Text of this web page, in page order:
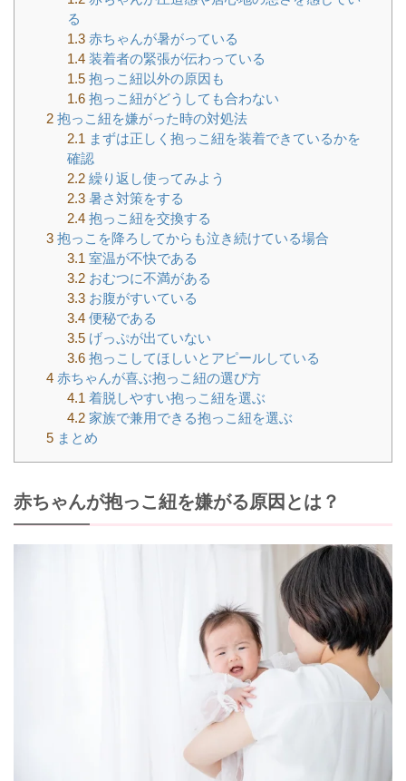
る
1.3赤ちゃんが暑がっている
1.4装着者の緊張が伝わっている
1.5抱っこ紐以外の原因も
1.6抱っこ紐がどうしても合わない
2 抱っこ紐を嫌がった時の対処法
2.1 まずは正しく抱っこ紐を装着できているかを
確認
2.2繰り返し使ってみよう
2.3暑さ対策をする
2.4抱っこ紐を交換する
3 抱っこを降ろしてからも泣き続けている場合
3.1 室温が不快である
3.2おむつに不満がある
3.3お腹がすいている
3.4便秘である
3.5げっぷが出ていない
3.6抱っこしてほしいとアピールしている
4 赤ちゃんが喜ぶ抱っこ紐の選び方
4.1 着脱しやすい抱っこ紐を選ぶ
4.2家族で兼用できる抱っこ紐を選ぶ
5 まとめ
赤ちゃんが抱っこ紐を嫌がる原因とは？